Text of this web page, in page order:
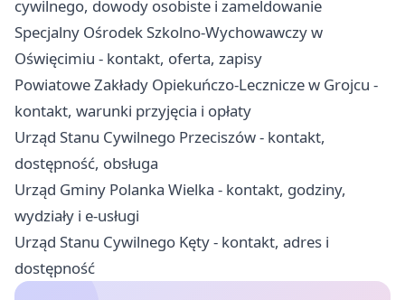
cywilnego, dowody osobiste i zameldowanie
Specjalny Ośrodek Szkolno-Wychowawczy w
Oświęcimiu - kontakt, oferta, zapisy
Powiatowe Zakłady Opiekuńczo-Lecznicze w Grojcu -
kontakt, warunki przyjęcia i opłaty
Urząd Stanu Cywilnego Przeciszów - kontakt,
dostępność, obsługa
Urząd Gminy Polanka Wielka - kontakt, godziny,
wydziały i e-usługi
Urząd Stanu Cywilnego Kęty - kontakt, adres i
dostępność